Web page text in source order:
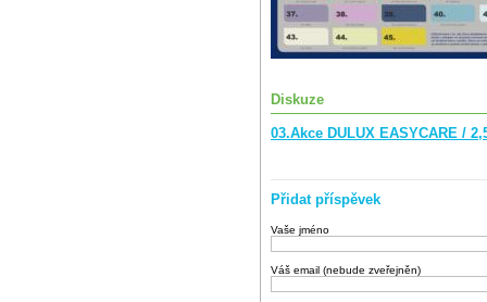
Diskuze
03.Akce DULUX EASYCARE /
Přidat příspěvek
Vaše jméno
Váš email (nebude zveřejněn)